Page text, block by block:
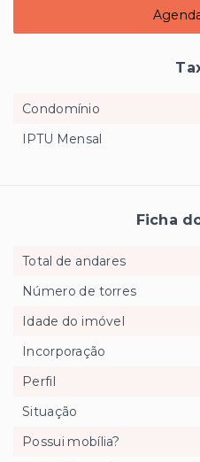
Condomínio
IPTU Mensal
Ficha
Total de andares
Número de torres
Idade do imóvel
Incorporação
Perfil
Situação
Possui mobília?